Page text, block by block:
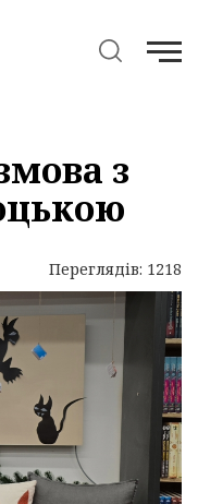
з
Переглядів: 1218